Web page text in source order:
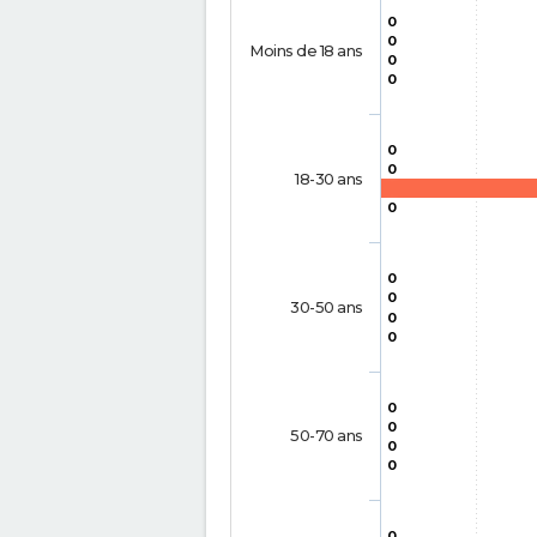
0
0
0
0
0
0
0
0
0
0
0
0
0
0
0
Moins de 18 ans
18-30 ans
30-50 ans
50-70 ans